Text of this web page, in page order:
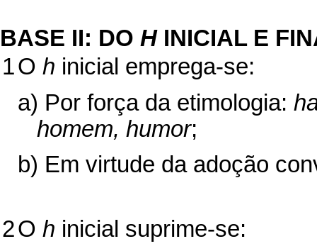
BASE II: DO HINICIAL E
1O h inicial emprega-se:
a) Por força da etimologia:
homem, humor;
b) Em virtude da adoção
2O h inicial suprime-se: